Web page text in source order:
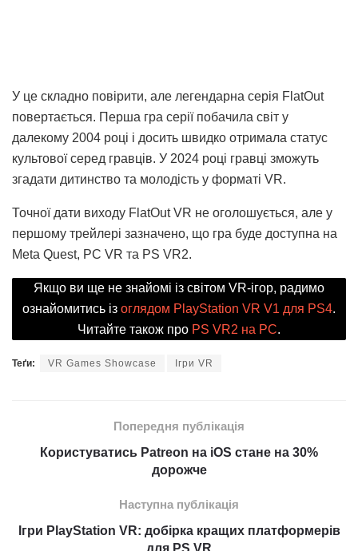
У це складно повірити, але легендарна серія FlatOut
повертається. Перша гра серії побачила світ у
далекому 2004 році і досить швидко отримала статус
культової серед гравців. У 2024 році гравці зможуть
згадати дитинство та молодість у форматі VR.
Точної дати виходу FlatOut VR не оголошується, але у
першому трейлері зазначено, що гра буде доступна на
Meta Quest, PC VR та PS VR2.
Якщо ви ще не знайомі із світом VR-ігор, радимо
ознайомитись із оглядом PlayStation VR V1 для PS4.
Читайте також про PS VR2 на PC.
Теґи: VR Games Showcase Ігри VR
Попередня публікація
Користуватись Patreon на iOS стане на 30%
дорожче
Наступна публікація
Ігри PlayStation VR: добірка кращих платформерів